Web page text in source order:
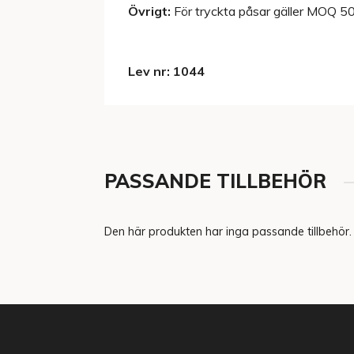
Övrigt: För tryckta påsar gäller MOQ
Lev nr: 1044
PASSANDE TILLBEHÖR
Den här produkten har inga passande tillbehör.